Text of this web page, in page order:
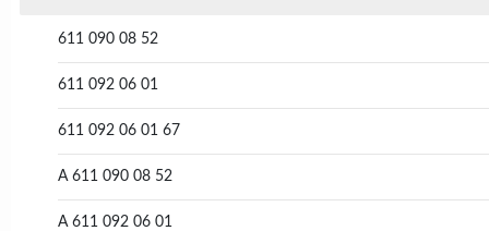
611 090 08 52
611 092 06 01
611 092 06 01 67
A 611 090 08 52
A 611 092 06 01